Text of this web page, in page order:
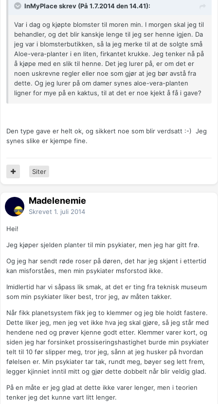
InMyPlace skrev (På 1.7.2014 den 14.41):
Var i dag og kjøpte blomster til moren min. I morgen skal jeg til
behandler, og det blir kanskje lenge til jeg ser henne igjen. Da
jeg var i blomsterbutikken, så la jeg merke til at de solgte små
Aloe-vera-planter i en liten, firkantet krukke. Jeg tenker nå på
å kjøpe med en slik til henne. Det jeg lurer på, er om det er
noen uskrevne regler eller noe som gjør at jeg bør avstå fra
dette. Og jeg lurer på om damer synes aloe-vera-planten
ligner for mye på en kaktus, til at det er noe kjekt å få i gave?
Den type gave er helt ok, og sikkert noe som blir verdsatt :-) Jeg
synes slike er kjempe fine.
Siter
Madelenemie
Skrevet 1. juli 2014
Hei!
Jeg kjøper sjelden planter til min psykiater, men jeg har gitt frø.
Og jeg har sendt røde roser på døren, det har jeg skjønt i ettertid
kan misforståes, men min psykiater msforstod ikke.
Imidlertid har vi såpass lik smak, at det er ting fra teknisk museum
som min psykiater liker best, tror jeg, av måten takker.
Når fikk planetsystem fikk jeg to klemmer og jeg ble holdt fastere.
Dette liker jeg, men jeg vet ikke hva jeg skal gjøre, så jeg står med
hendene ned og prøver kjenne godt etter. Klemmer varer kort, og
siden jeg har forsinket prossiseringshastighet burde min psykiater
telt til 10 før slipper meg, tror jeg, sånn at jeg husker på hvordan
følelsen er. Min psykiater tar tak, rundt meg, bøyer seg lett frem,
legger kjinniet inntil mitt og gjør dette dobbelt når blir veldig glad.
På en måte er jeg glad at dette ikke varer lenger, men i teorien
tenker jeg det kunne vart litt lenger.